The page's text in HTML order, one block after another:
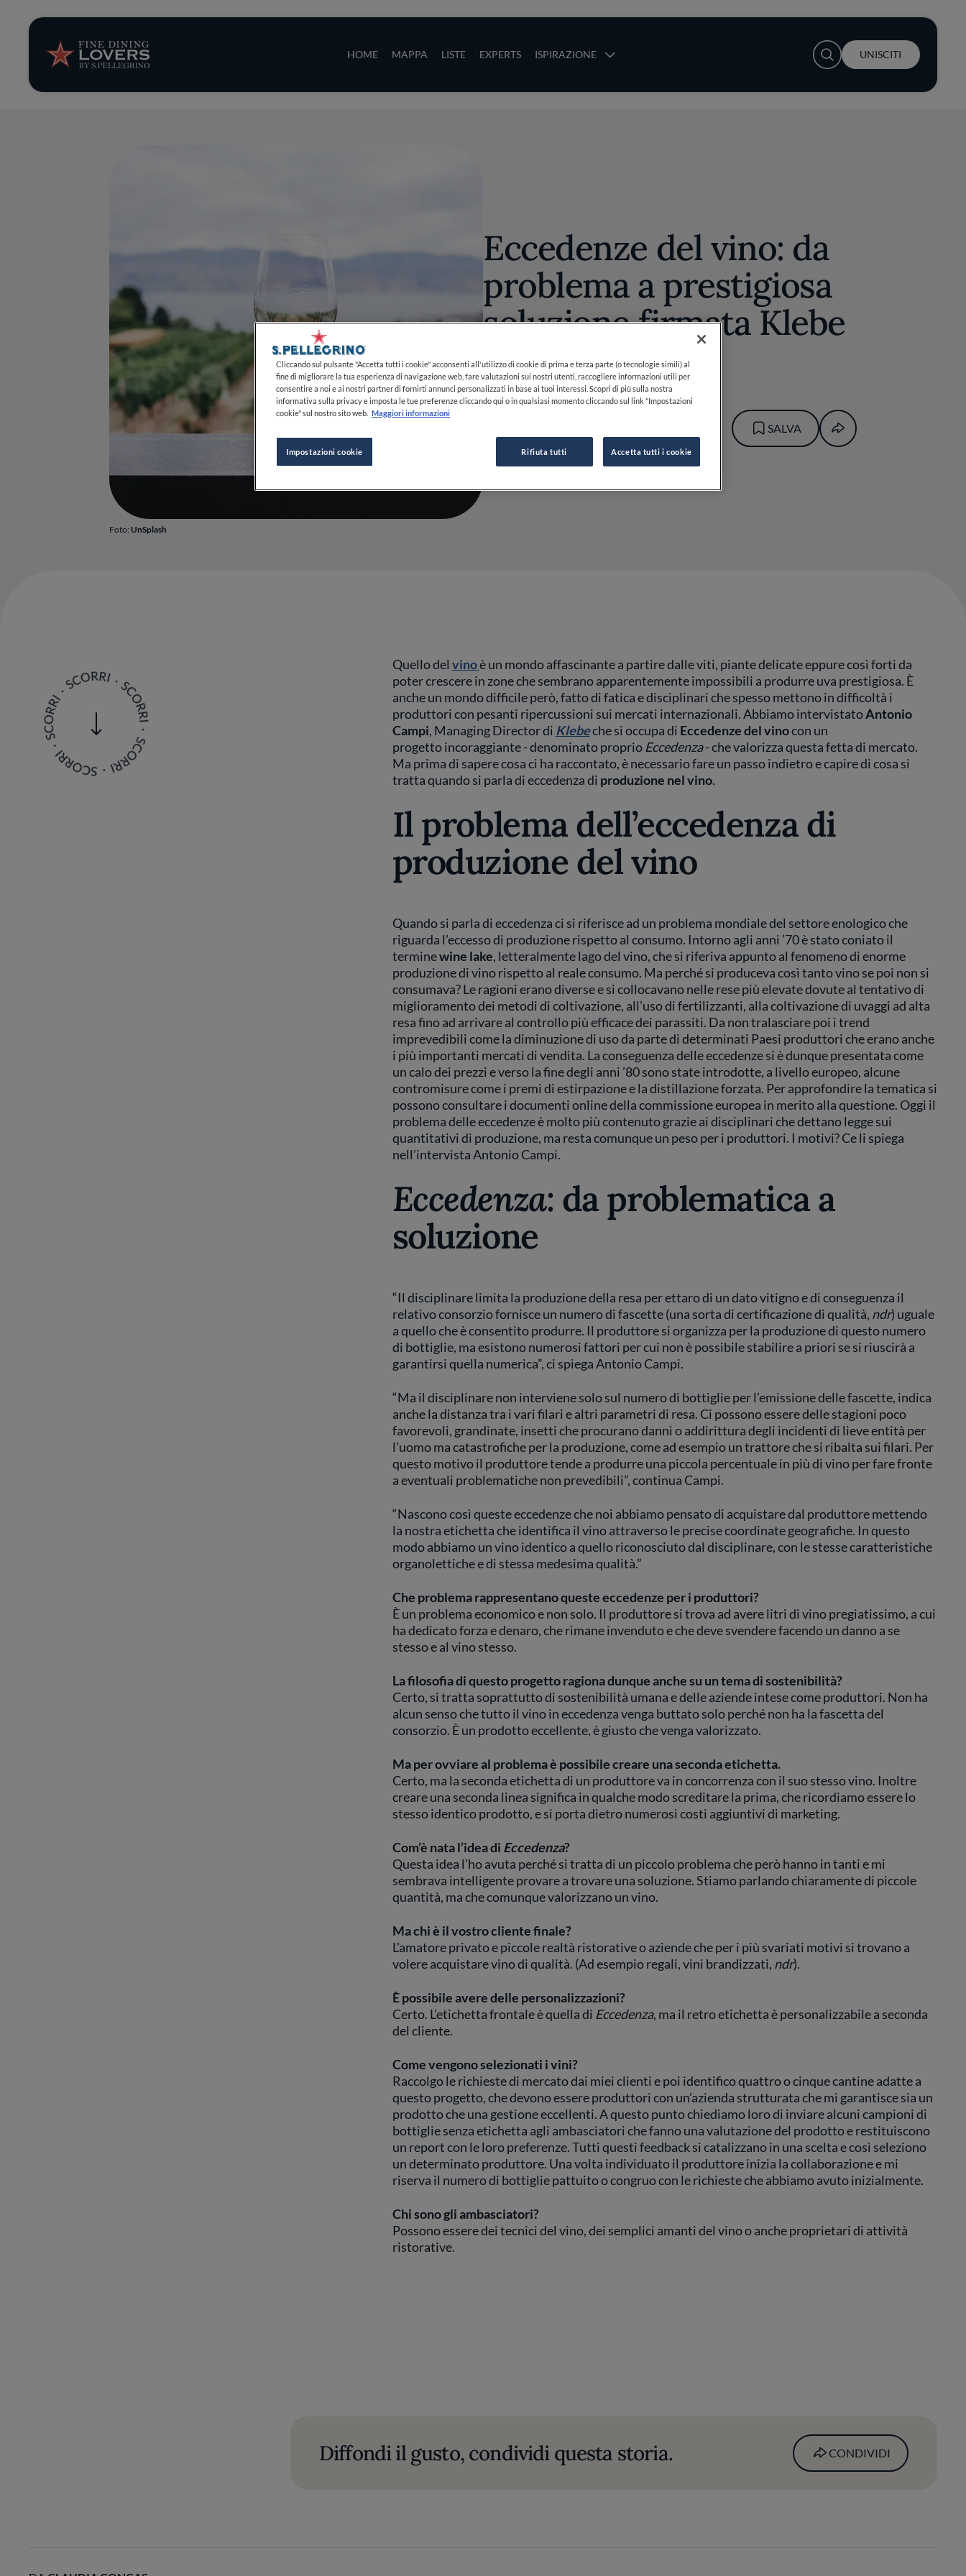
HOME MAPPA LISTE EXPERTS ISPIRAZIONE
Storie e tendenze
Ricette
User account menu
UNISCITI
Foto: UnSplash
Eccedenze del vino: da
problema a prestigiosa
soluzione firmata Klebe
18 MAR 2024
GIORNALISTA
SALVA
Quello del vinoè un mondo affascinante a partire dalle viti, piante delicate eppure così forti da
poter crescere in zone che sembrano apparentemente impossibili a produrre uva prestigiosa. È
anche un mondo difficile però, fatto di fatica e disciplinari che spesso mettono in difficoltà i
produttori con pesanti ripercussioni sui mercati internazionali. Abbiamo intervistatoAntonio
Campi, Managing Director di Klebeche si occupa di Eccedenze del vinocon un
progetto incoraggiante - denominato proprio Eccedenza- che valorizza questa fetta di mercato.
Ma prima di sapere cosa ci ha raccontato, è necessario fare un passo indietro e capire di cosa si
tratta quando si parla di eccedenza di produzione nel vino.
Il problema dell’eccedenza di
produzione del vino
Quando si parla di eccedenza ci si riferisce ad un problema mondiale del settore enologico che
riguarda l’eccesso di produzione rispetto al consumo. Intorno agli anni ’70 è stato coniato il
terminewine lake, letteralmente lago del vino, che si riferiva appunto al fenomeno di enorme
produzione di vino rispetto al reale consumo. Ma perché si produceva così tanto vino se poi non si
consumava? Le ragioni erano diverse e si collocavano nelle rese più elevate dovute al tentativo di
miglioramento dei metodi di coltivazione, all’uso di fertilizzanti, alla coltivazione di uvaggi ad alta
resa fino ad arrivare al controllo più efficace dei parassiti. Da non tralasciare poi i trend
imprevedibili come la diminuzione di uso da parte di determinati Paesi produttori che erano anche
i più importanti mercati di vendita. La conseguenza delle eccedenze si è dunque presentata come
un calo dei prezzi e verso la fine degli anni ’80 sono state introdotte, a livello europeo, alcune
contromisure come i premi di estirpazione e la distillazione forzata. Per approfondire la tematica si
possono consultare i documenti online della commissione europea in merito alla questione. Oggi il
problema delle eccedenze è molto più contenuto grazie ai disciplinari che dettano legge sui
quantitativi di produzione, ma resta comunque un peso per i produttori. I motivi? Ce li spiega
nell’intervista Antonio Campi.
Eccedenza: da problematica a
soluzione
“Il disciplinare limita la produzione della resa per ettaro di un dato vitigno e di conseguenza il
relativo consorzio fornisce un numero di fascette (una sorta di certificazione di qualità, ndr) uguale
a quello che è consentito produrre. Il produttore si organizza per la produzione di questo numero
di bottiglie, ma esistono numerosi fattori per cui non è possibile stabilire a priori se si riuscirà a
garantirsi quella numerica”, ci spiega Antonio Campi.
“Ma il disciplinare non interviene solo sul numero di bottiglie per l’emissione delle fascette, indica
anche la distanza tra i vari filari e altri parametri di resa. Ci possono essere delle stagioni poco
favorevoli, grandinate, insetti che procurano danni o addirittura degli incidenti di lieve entità per
l’uomo ma catastrofiche per la produzione, come ad esempio un trattore che si ribalta sui filari. Per
questo motivo il produttore tende a produrre una piccola percentuale in più di vino per fare fronte
a eventuali problematiche non prevedibili”, continua Campi.
“Nascono così queste eccedenze che noi abbiamo pensato di acquistare dal produttore mettendo
la nostra etichetta che identifica il vino attraverso le precise coordinate geografiche. In questo
modo abbiamo un vino identico a quello riconosciuto dal disciplinare, con le stesse caratteristiche
organolettiche e di stessa medesima qualità.”
Che problema rappresentano queste eccedenze per i produttori?
È un problema economico e non solo. Il produttore si trova ad avere litri di vino pregiatissimo, a cui
ha dedicato forza e denaro, che rimane invenduto e che deve svendere facendo un danno a se
stesso e al vino stesso.
La filosofia di questo progetto ragiona dunque anche su un tema di sostenibilità?
Certo, si tratta soprattutto di sostenibilità umana e delle aziende intese come produttori. Non ha
alcun senso che tutto il vino in eccedenza venga buttato solo perché non ha la fascetta del
consorzio. È un prodotto eccellente, è giusto che venga valorizzato.
Ma per ovviare al problema è possibile creare una seconda etichetta.
Certo, ma la seconda etichetta di un produttore va in concorrenza con il suo stesso vino. Inoltre
creare una seconda linea significa in qualche modo screditare la prima, che ricordiamo essere lo
stesso identico prodotto, e si porta dietro numerosi costi aggiuntivi di marketing.
Com’è nata l’idea di Eccedenza?
Questa idea l’ho avuta perché si tratta di un piccolo problema che però hanno in tanti e mi
sembrava intelligente provare a trovare una soluzione. Stiamo parlando chiaramente di piccole
quantità, ma che comunque valorizzano un vino.
Ma chi è il vostro cliente finale?
L’amatore privato e piccole realtà ristorative o aziende che per i più svariati motivi si trovano a
volere acquistare vino di qualità. (Ad esempio regali, vini brandizzati, ndr).
È possibile avere delle personalizzazioni?
Certo. L’etichetta frontale è quella di Eccedenza, ma il retro etichetta è personalizzabile a seconda
del cliente.
Come vengono selezionati i vini?
Raccolgo le richieste di mercato dai miei clienti e poi identifico quattro o cinque cantine adatte a
questo progetto, che devono essere produttori con un’azienda strutturata che mi garantisce sia un
prodotto che una gestione eccellenti. A questo punto chiediamo loro di inviare alcuni campioni di
bottiglie senza etichetta agli ambasciatori che fanno una valutazione del prodotto e restituiscono
un report con le loro preferenze. Tutti questi feedback si catalizzano in una scelta e così seleziono
un determinato produttore. Una volta individuato il produttore inizia la collaborazione e mi
riserva il numero di bottiglie pattuito o congruo con le richieste che abbiamo avuto inizialmente.
Chi sono gli ambasciatori?
Possono essere dei tecnici del vino, dei semplici amanti del vino o anche proprietari di attività
ristorative.
Diffondi il gusto, condividi questa storia. CONDIVIDI
Cliccando sul pulsante "Accetta tutti i cookie" acconsenti all'utilizzo di cookie di prima e terza parte (o tecnologie simili) al
fine di migliorare la tua esperienza di navigazione web, fare valutazioni sui nostri utenti, raccogliere informazioni utili per
consentire a noi e ai nostri partner di fornirti annunci personalizzati in base ai tuoi interessi. Scopri di più sulla nostra
informativa sulla privacy e imposta le tue preferenze cliccando qui o in qualsiasi momento cliccando sul link "Impostazioni
cookie" sul nostro sito web. Maggiori informazioni
Impostazioni cookie Rifiuta tutti Accetta tutti i cookie